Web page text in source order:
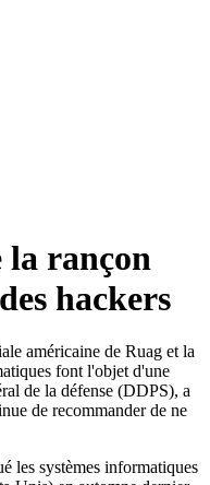
la rançon
hackers
américaine de Ruag et la
font l'objet d'une
de la défense (DDPS), a
de recommander de ne
les systèmes informatiques